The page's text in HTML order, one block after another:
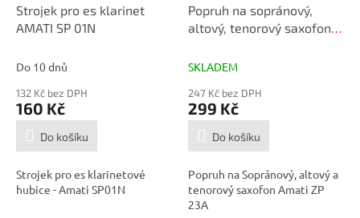
Strojek pro es klarinet
AMATI SP 01N
Do 10 dnů
132 Kč bez DPH
160 Kč
Do košíku
Strojek pro es klarinetové
hubice - Amati SP01N
Popruh na sopránový,
altový, tenorový saxofon
SKLADEM
247 Kč bez DPH
299 Kč
Do košíku
Popruh na Sopránový, altový a
tenorový saxofon Amati ZP
23A